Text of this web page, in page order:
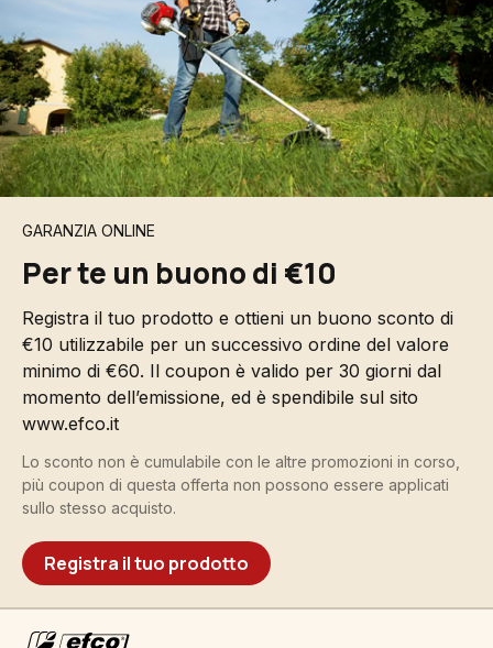
GARANZIA ONLINE
Per te un buono di €10
Registra il tuo prodotto e ottieni un buono sconto di
€10 utilizzabile per un successivo ordine del valore
minimo di €60. Il coupon è valido per 30 giorni dal
momento dell’emissione, ed è spendibile sul sito
www.efco.it
Lo sconto non è cumulabile con le altre promozioni in corso,
più coupon di questa offerta non possono essere applicati
sullo stesso acquisto.
Registra il tuo prodotto